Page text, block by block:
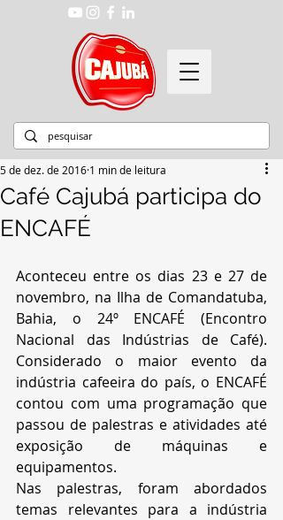
Café Cajubá participa do
ENCAFÉ
5 de dez. de 2016 1 min de leitura
Aconteceu entre os dias 23 e 27 de
novembro, na Ilha de Comandatuba,
Bahia, o 24º ENCAFÉ (Encontro
Nacional das Indústrias de Café).
Considerado o maior evento da
indústria cafeeira do país, o ENCAFÉ
contou com uma programação que
passou de palestras e atividades até
exposição de máquinas e
equipamentos.
Nas palestras, foram abordados
temas relevantes para a indústria